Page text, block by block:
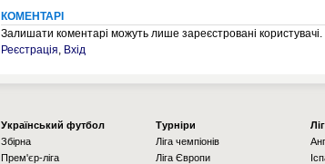
КОМЕНТАРІ
Залишати коментарі можуть лише зареєстровані користувачі.
Реєстрація, Вхід
Українcький футбол
Збірна
Прем'єр-ліга
Турніри
Ліга чемпіонів
Ліга Європи